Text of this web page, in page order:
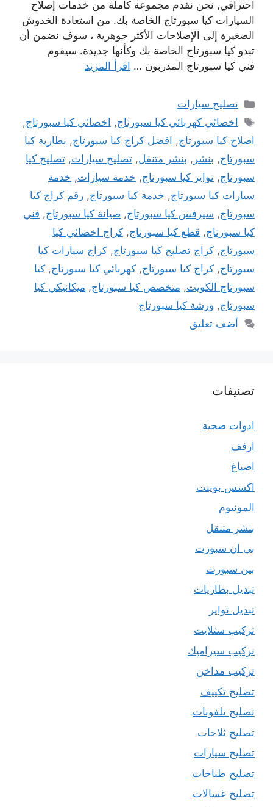
احترافي, نحن نقدم مجموعة كاملة من خدمات إصلاح
السيارات كيا سبورتاج الخاصة بك. من استعادة الخدوش
الصغيرة إلى الإصلاحات الأكثر جوهرية ، سوف نضمن أن
تبدو كيا سبورتاج الخاصة بك وكأنها جديدة. سيقوم
فني كيا سبورتاج المدربون … اقرأ المزيد
التصنيفات
تصليح سيارات
الوسوم
اخصائي كهربائي كيا سبورتاج, اخصائي كيا سبورتاج,
اصلاح كيا سبورتاج, افضل كراج كيا سبورتاج, بطارية كيا
سبورتاج, بنشر , بنشر متنقل, تصليح سيارات, تصليح كيا
سبورتاج, تواير كيا سبورتاج, خدمة سيارات, خدمة
سيارات كيا سبورتاج, خدمة كيا سبورتاج, رقم كراج كيا
سبورتاج, سيرفس كيا سبورتاج, صيانة كيا سبورتاج, فني
كيا سبورتاج, قطع كيا سبورتاج, كراج اخصائي كيا
سبورتاج, كراج تصليح كيا سبورتاج, كراج سيارات كيا
سبورتاج, كراج كيا سبورتاج, كهربائي كيا سبورتاج, كيا
سبورتاج الكويت, متخصص كيا سبورتاج, ميكانيكي كيا
سبورتاج, ورشة كيا سبورتاج
أضف تعليق
تصنيفات
ادوات صحية
ارفف
اصباغ
اكسس بوينت
المونيوم
بنشر متنقل
بي ان سبورت
بين سبورت
تبديل بطاريات
تبديل تواير
تركيب ستلايت
تركيب سيراميك
تركيب مداخن
تصليح تكييف
تصليح تلفونات
تصليح ثلاجات
تصليح سيارات
تصليح طباخات
تصليح غسالات